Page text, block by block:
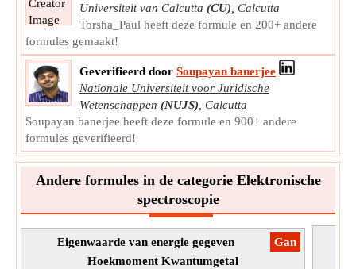
Universiteit van Calcutta (CU) Calcutta
Torsha_Paul heeft deze formule en 200+ andere
formules gemaakt!
Geverifieerd door Soupayan banerjee
Nationale Universiteit voor Juridische
Wetenschappen (NUJS) Calcutta
Soupayan banerjee heeft deze formule en 900+ andere
formules geverifieerd!
Andere formules in de categorie Elektronische
spectroscopie
​Gan
Eigenwaarde van energie gegeven
Hoekmoment Kwantumgetal